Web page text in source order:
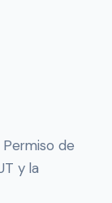
de
y la